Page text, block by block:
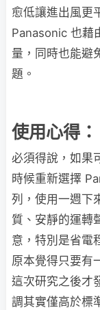
愈低讓進出風更
Panasonic 也藉
量，同時也能避
題。
使用心得：
必須得說，如果
時候重新選擇
列，使用一週下
質、安靜的運轉
意，特別是省電
原本覺得只要有
這次研究之後才
調其實僅高於標